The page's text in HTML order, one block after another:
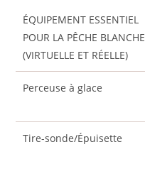
ÉQUIPEMENT ESSENTIEL
POUR LA PÊCHE BLANCHE
(VIRTUELLE ET RÉELLE)
Perceuse à glace
Tire-sonde/Épuisette